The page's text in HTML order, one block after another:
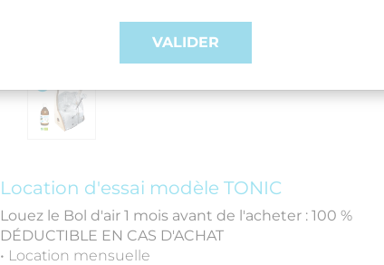
Location d'essai modèle TONIC
Louez le Bol d'air 1 mois avant de l'acheter : 100 %
DÉDUCTIBLE EN CAS D'ACHAT
• Location mensuelle
VALIDER